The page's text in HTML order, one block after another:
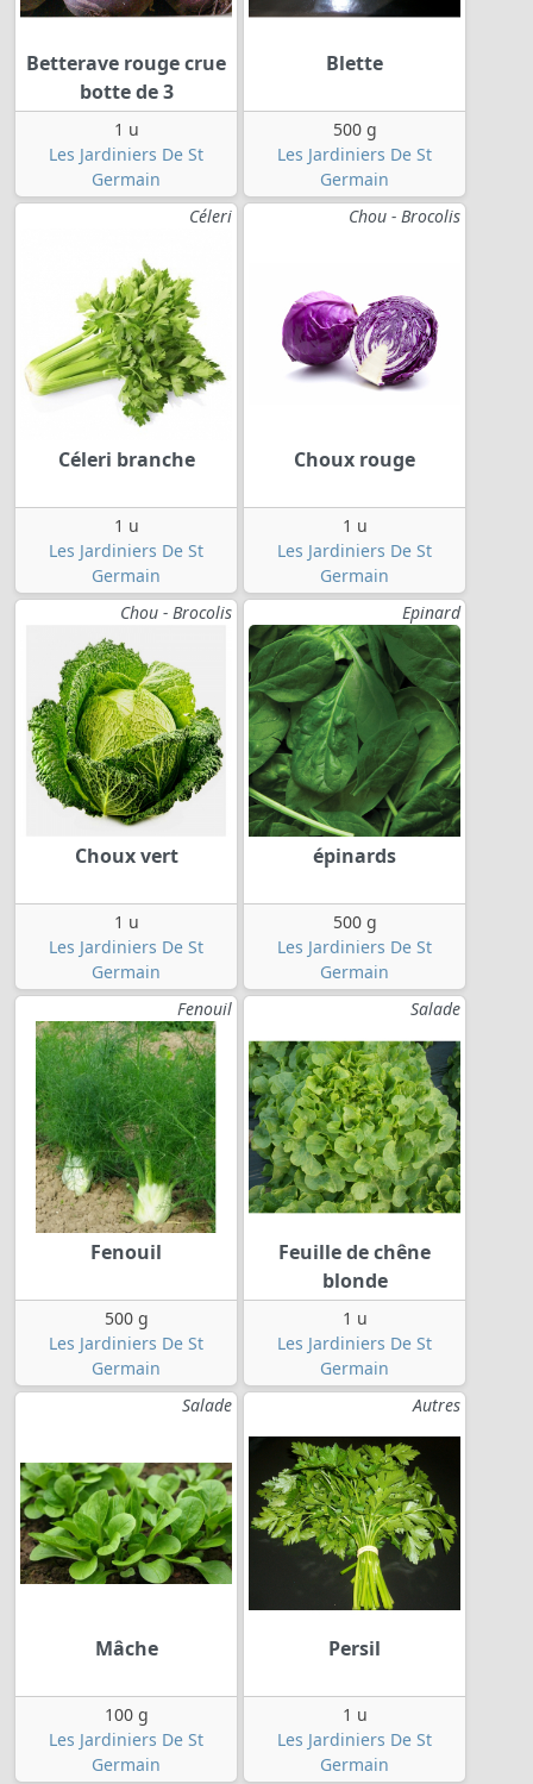
Betterave rouge crue
botte de 3
1 u
Les Jardiniers De St
Germain
Blette
500 g
Les Jardiniers De St
Germain
Céleri
Céleri branche
1 u
Les Jardiniers De St
Germain
Chou - Brocolis
Choux rouge
1 u
Les Jardiniers De St
Germain
Chou - Brocolis
Choux vert
1 u
Les Jardiniers De St
Germain
Epinard
épinards
500 g
Les Jardiniers De St
Germain
Fenouil
Fenouil
500 g
Les Jardiniers De St
Germain
Salade
Feuille de chêne
blonde
1 u
Les Jardiniers De St
Germain
Salade
Mâche
100 g
Les Jardiniers De St
Germain
Autres
Persil
1 u
Les Jardiniers De St
Germain